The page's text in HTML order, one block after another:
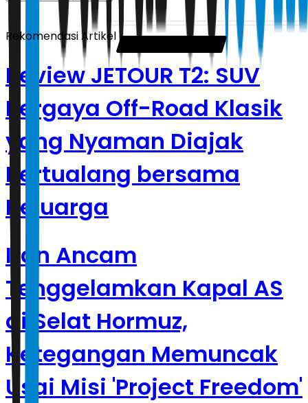
Rekomendasi Artikel
Review JETOUR T2: SUV
Bergaya Off-Road Klasik
yang Nyaman Diajak
Bertualang bersama
Keluarga
Iran Ancam
Tenggelamkan Kapal AS
di Selat Hormuz,
Ketegangan Memuncak
Usai Misi 'Project Freedom'